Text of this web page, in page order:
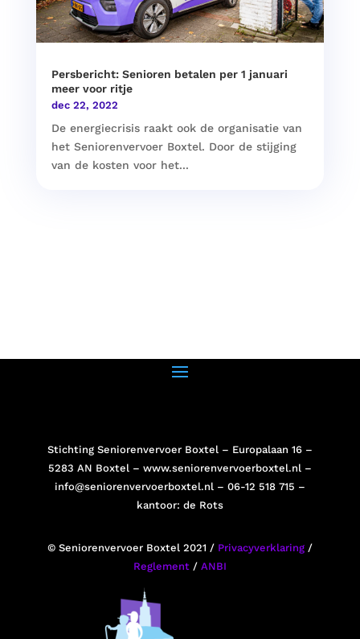
Persbericht: Senioren betalen per 1 januari
meer voor ritje
dec 22, 2022
De energiecrisis raakt ook de organisatie van
het Seniorenvervoer Boxtel. Door de stijging
van de kosten voor het...
Stichting Seniorenvervoer Boxtel – Europalaan 16 –
5283 AN Boxtel – www.seniorenvervoerboxtel.nl–
info@seniorenvervoerboxtel.nl– 06-12 518 715 –
kantoor: de Rots
© Seniorenvervoer Boxtel 2021 / Privacyverklaring/
Reglement/ ANBI